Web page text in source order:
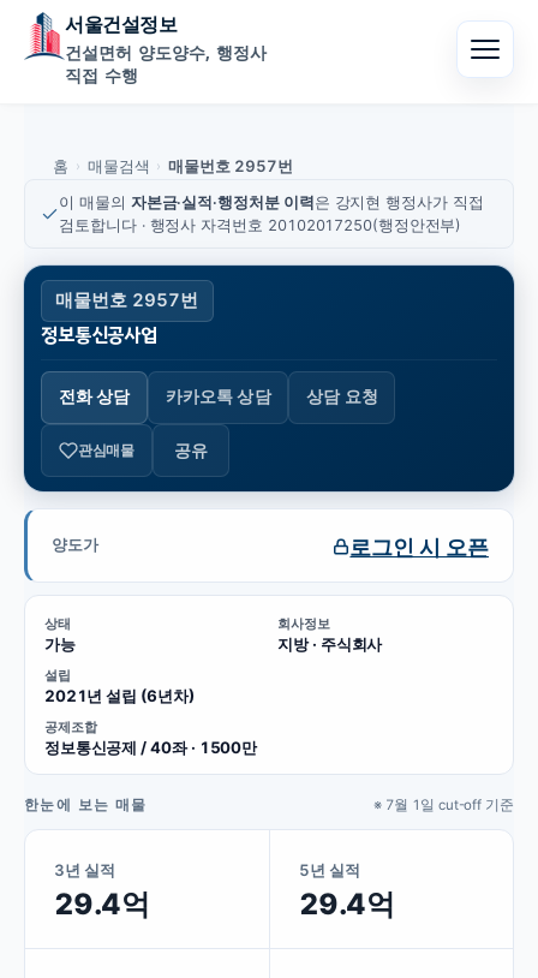
서울건설정보
건설면허 양도양수, 행정사
직접 수행
홈 › 매물검색 › 매물번호 2957번
이 매물의 자본금·실적·행정처분 이력 은 강지현 행정사가 직접
검토합니다 · 행정사 자격번호 20102017250(행정안전부)
매물번호 2957번
정보통신공사업
전화 상담 카카오톡 상담 상담 요청
관심매물 공유
양도가 로그인 시 오픈
상태
가능
회사정보
지방 · 주식회사
설립
2021년 설립 (6년차)
공제조합
정보통신공제 / 40좌 · 1500만
한눈에 보는 매물 ※ 7월 1일 cut-off 기준
3년 실적
29.4억
5년 실적
29.4억